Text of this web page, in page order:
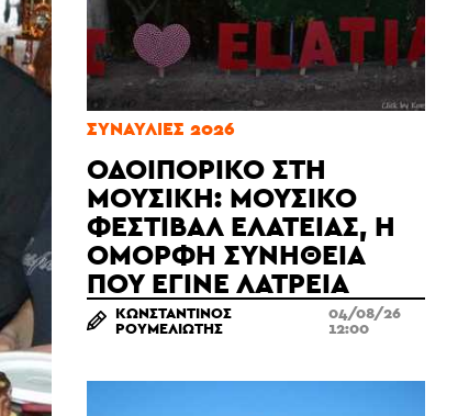
ΣΥΝΑΥΛΊΕΣ 2026
ΟΔΟΙΠΟΡΙΚΌ ΣΤΗ
ΜΟΥΣΙΚΉ: ΜΟΥΣΙΚΌ
ΦΕΣΤΙΒΆΛ ΕΛΆΤΕΙΑΣ, Η
ΌΜΟΡΦΗ ΣΥΝΉΘΕΙΑ
ΠΟΥ ΈΓΙΝΕ ΛΑΤΡΕΊΑ
ΚΩΝΣΤΑΝΤΊΝΟΣ
ΡΟΥΜΕΛΙΏΤΗΣ
04/08/26
12:00